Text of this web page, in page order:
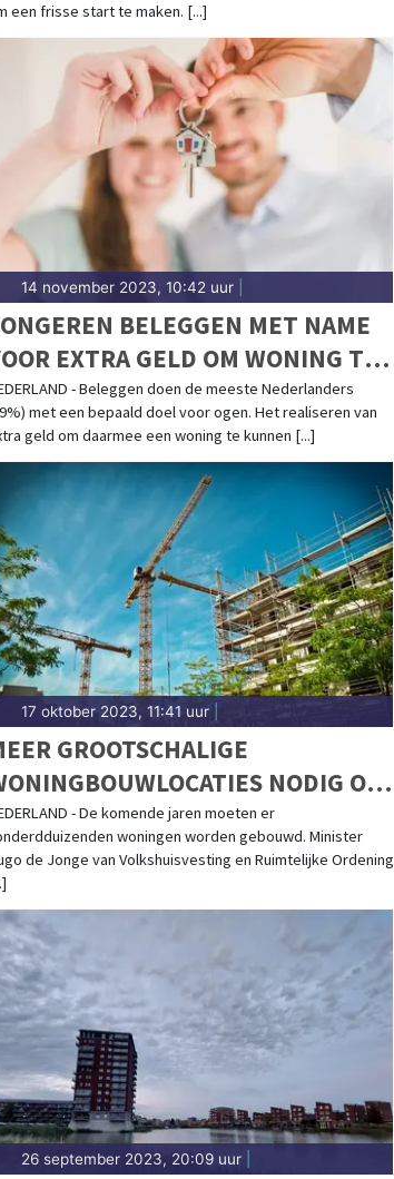
een frisse start te maken. [...]
14 november 2023, 10:42 uur|
BELEGGEN MET NAME
EXTRA GELD OM WONING TE
KOPEN
- Beleggen doen de meeste Nederlanders
met een bepaald doel voor ogen. Het realiseren van
geld om daarmee een woning te kunnen [...]
17 oktober 2023, 11:41 uur|
GROOTSCHALIGE
NODIG OM
WONINGTEKORT OP
LOSSEN
- De komende jaren moeten er
woningen worden gebouwd. Minister
de Jonge van Volkshuisvesting en Ruimtelijke Ordening
26 september 2023, 20:09 uur|